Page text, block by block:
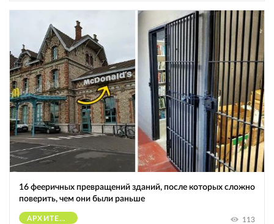
16 фееричных превращений зданий, после которых сложно
поверить, чем они были раньше
АРХИТЕКТУРА 113